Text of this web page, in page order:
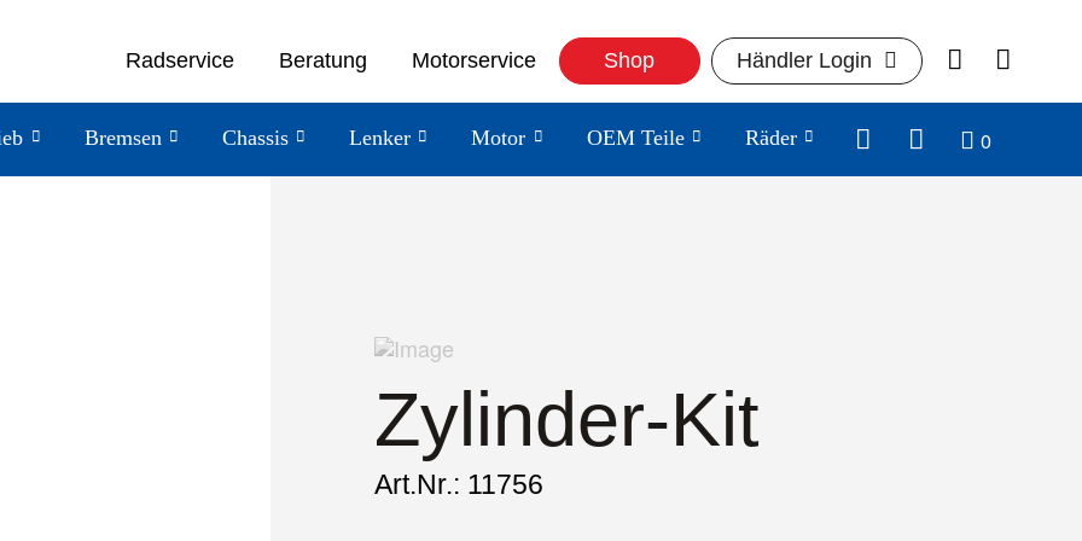
Radservice Beratung Motorservice Shop Händler Login
Bremsen Chassis Lenker Motor OEM Teile Räder 0
Zylinder-Kit
Art.Nr.: 11756